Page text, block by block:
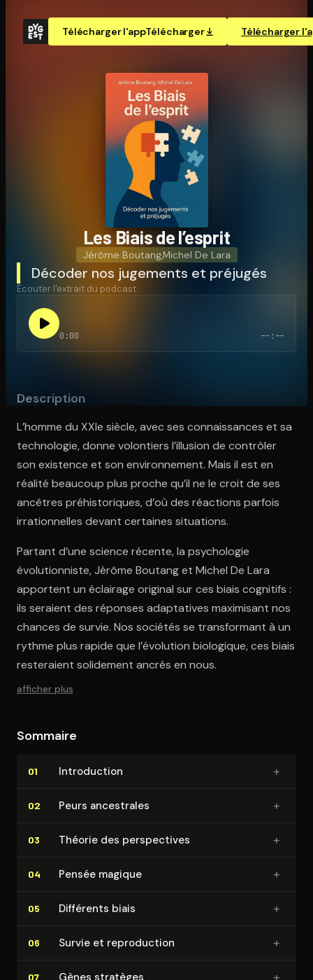
Télécharger l'appTélécharger Télécharger
Les Biais de l’esprit
Jérôme Boutang,Michel De Lara
Décoder nos jugements et préjugés
Écouter l'extrait du podcast :
0:00 --:--
Description
L’homme du XXIe siècle, avec ses connaissances et sa
technologie, donne volontiers l’illusion de contrôler
son existence et son environnement. Mais il est en
réalité beaucoup plus proche qu’il ne le croit de ses
ancêtres préhistoriques, d’où des réactions parfois
irrationnelles devant certaines situations.
Partant d’une science récente, la psychologie
évolutionniste, Jérôme Boutang et Michel De Lara
apportent un éclairage original sur ces biais cognitifs :
ils seraient des réponses adaptatives maximisant nos
chances de survie. Nos sociétés se transformant à un
rythme plus rapide que l’évolution biologique, ces biais
resteraient solidement ancrés en nous.
afficher plus
Sommaire
01 In­tro­duc­tion +
02 Peurs ancestrales +
03 Théorie des pers­pec­tives +
04 Pensée magique +
05 Différents biais +
06 Survie et re­pro­duc­tion +
07 Gènes stratèges